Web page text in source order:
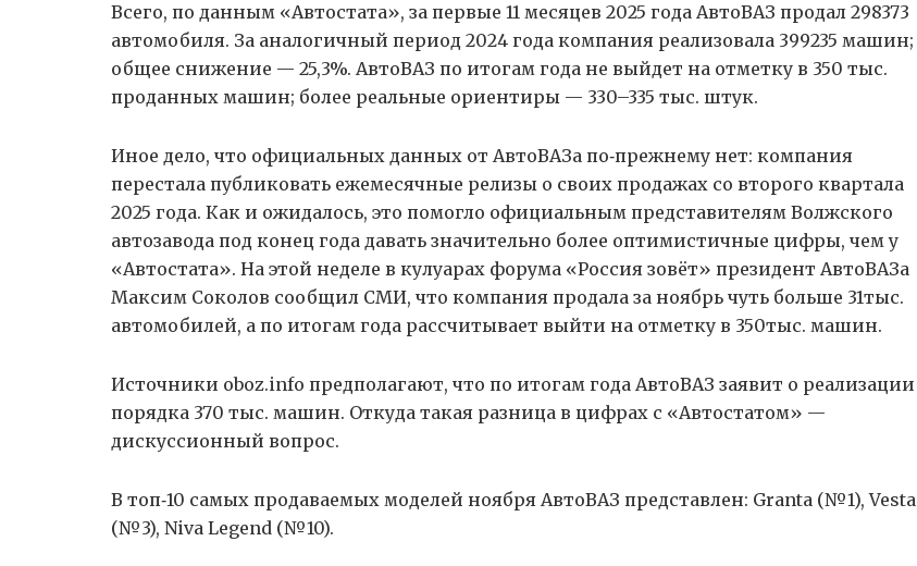
Всего, по данным «Автостата», за первые 11 месяцев 2025 года АвтоВАЗ продал 298373
автомобиля. За аналогичный период 2024 года компания реализовала 399235 машин;
общее снижение — 25,3%. АвтоВАЗ по итогам года не выйдет на отметку в 350 тыс.
проданных машин; более реальные ориентиры — 330–335 тыс. штук.
Иное дело, что официальных данных от АвтоВАЗа по‑прежнему нет: компания
перестала публиковать ежемесячные релизы о своих продажах со второго квартала
2025 года. Как и ожидалось, это помогло официальным представителям Волжского
автозавода под конец года давать значительно более оптимистичные цифры, чем у
«Автостата». На этой неделе в кулуарах форума «Россия зовёт» президент АвтоВАЗа
Максим Соколов сообщил СМИ, что компания продала за ноябрь чуть больше 31тыс.
автомобилей, а по итогам года рассчитывает выйти на отметку в 350тыс. машин.
Источники oboz.info предполагают, что по итогам года АвтоВАЗ заявит о реализации
порядка 370 тыс. машин. Откуда такая разница в цифрах с «Автостатом» —
дискуссионный вопрос.
В топ‑10 самых продаваемых моделей ноября АвтоВАЗ представлен: Granta (№1), Vesta
(№3), Niva Legend (№10).